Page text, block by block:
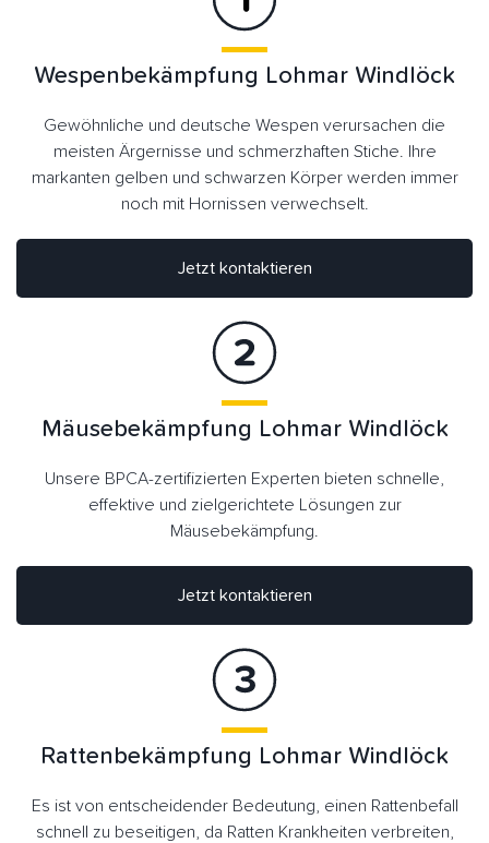
Wespenbekämpfung Lohmar Windlöck
Gewöhnliche und deutsche Wespen verursachen die
meisten Ärgernisse und schmerzhaften Stiche. Ihre
markanten gelben und schwarzen Körper werden immer
noch mit Hornissen verwechselt.
Jetzt kontaktieren
Jetzt kontaktieren
Mäusebekämpfung Lohmar Windlöck
Unsere BPCA-zertifizierten Experten bieten schnelle,
effektive und zielgerichtete Lösungen zur
Mäusebekämpfung.
Rattenbekämpfung Lohmar Windlöck
Es ist von entscheidender Bedeutung, einen Rattenbefall
schnell zu beseitigen, da Ratten Krankheiten verbreiten,